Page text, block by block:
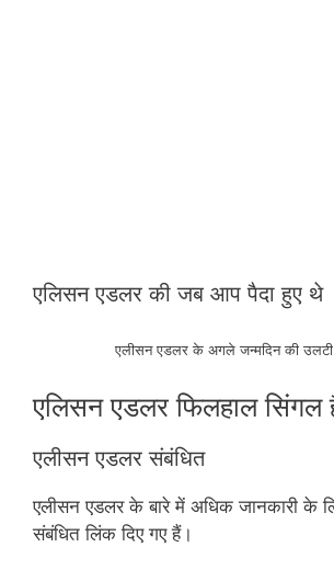
एलिसन एडलर की जब आप पैदा हुए थे
एलीसन एडलर के अगले जन्मदिन की उलटी
एलिसन एडलर फिलहाल सिंगल
एलीसन एडलर संबंधित
एलीसन एडलर के बारे में अधिक जानकारी के
संबंधित लिंक दिए गए हैं।